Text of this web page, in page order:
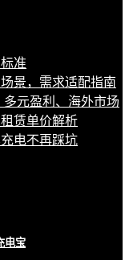
准
景，需求适配指南
多元盈利、海外市场
赁单价解析
电不再踩坑
电宝